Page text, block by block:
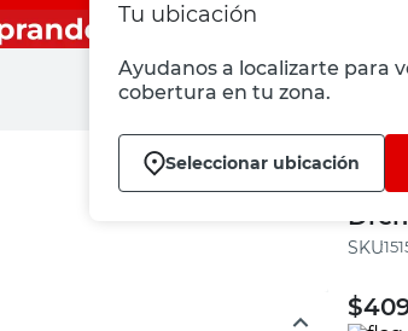
Tu ubicación
Ayudanos a localizarte para
cobertura en tu zona.
Seleccionar ubicaciónDremel
:
$